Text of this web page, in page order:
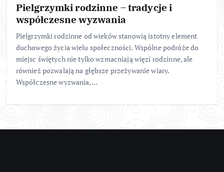
Pielgrzymki rodzinne – tradycje i
współczesne wyzwania
Pielgrzymki rodzinne od wieków stanowią istotny element
duchowego życia wielu społeczności. Wspólne podróże do
miejsc świętych nie tylko wzmacniają więzi rodzinne, ale
również pozwalają na głębsze przeżywanie wiary.
Współczesne wyzwania,…